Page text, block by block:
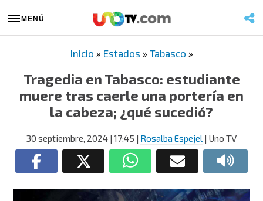
MENÚ
Inicio » Estados » Tabasco »
Tragedia en Tabasco: estudiante
muere tras caerle una portería en
la cabeza; ¿qué sucedió?
30 septiembre, 2024 | 17:45 | Rosalba Espejel | Uno TV